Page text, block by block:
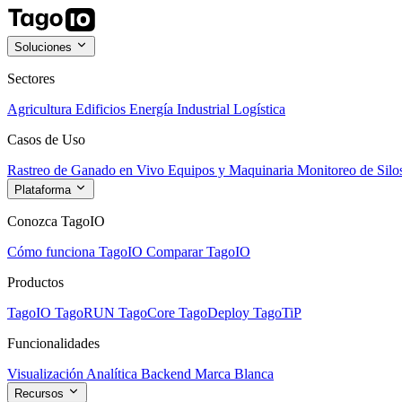
Soluciones
Sectores
Agricultura Edificios Energía Industrial Logística
Casos de Uso
Rastreo de Ganado en Vivo Equipos y Maquinaria Monitoreo de
Plataforma
Conozca TagoIO
Cómo funciona TagoIO Comparar TagoIO
Productos
TagoIO TagoRUN TagoCore TagoDeploy TagoTiP
Funcionalidades
Visualización Analítica Backend Marca Blanca
Recursos